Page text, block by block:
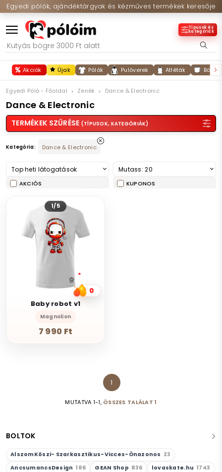
Egyedi pólók, ajándéktárgyak és kézműves termékek keresője
Típusok és
kategóriák
Akciók Újak Pólók Pulóverek Atléták
BOLTOK
AlszomKöszi- Szarkasztikus-Vicces-Önazonos 23
AncsumancsDesign 186 GEAN Shop 836 lovaskate.hu 1743
Egyedi Póló - Főoldal Zenék Dance & Electronic
Dance & Electronic
TERMÉKEK SZŰRÉSE (TÍPUSOK, KATEGÓRIÁK)
Kategória: Dance & Electronic
Top heti látogatások Mutass: 20
AKCIÓS KUPONOS
1/5
0
Baby robot v1
Magnolion
7 990 Ft
MUTATVA 1-1, ÖSSZES TALÁLAT 1
1